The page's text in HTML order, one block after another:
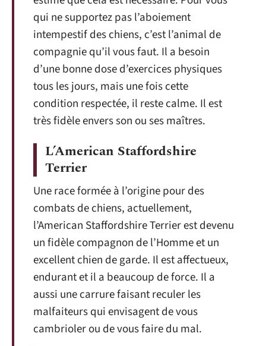
qui ne supportez pas l’aboiement
intempestif des chiens, c’est l’animal de
compagnie qu’il vous faut. Il a besoin
d’une bonne dose d’exercices physiques
tous les jours, mais une fois cette
condition respectée, il reste calme. Il est
très fidèle envers son ou ses maîtres.
L’American Staffordshire
Terrier
Une race formée à l’origine pour des
combats de chiens, actuellement,
l’American Staffordshire Terrier est devenu
un fidèle compagnon de l’Homme et un
excellent chien de garde. Il est affectueux,
endurant et il a beaucoup de force. Il a
aussi une carrure faisant reculer les
malfaiteurs qui envisagent de vous
cambrioler ou de vous faire du mal.